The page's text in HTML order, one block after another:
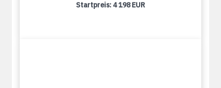
Startpreis:4 198 EUR